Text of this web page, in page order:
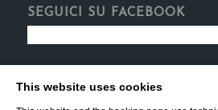
SEGUICI SU FACEBOOK
This website uses cookies